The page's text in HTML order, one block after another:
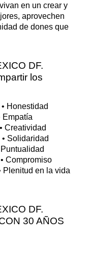
en un crear y
aprovechen
de dones que
DF.
los
en la vida
DF.
30 AÑOS